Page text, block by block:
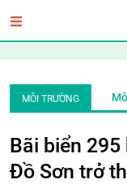
MÔI TRƯỜNG
trường sinh thái Ý
Bãi biển
Đồ Sơn trở